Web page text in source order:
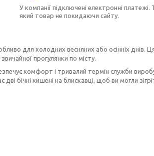
У компанії підключені електронні
який товар не покидаючи сайту.
для холодних весняних або осінніх днів.
прогулянки по місту.
комфорт і тривалий термін служби
бічні кишені на блискавці, щоб ви могли